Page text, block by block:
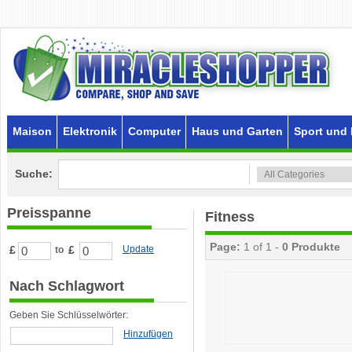
Maison Elektronik Computer Haus und Garten Sport und
Suche:
Preisspanne
£ to £ Update
Nach Schlagwort
Geben Sie Schlüsselwörter:
Hinzufügen
Fitness
Page: 1 of 1 - 0 Produkte